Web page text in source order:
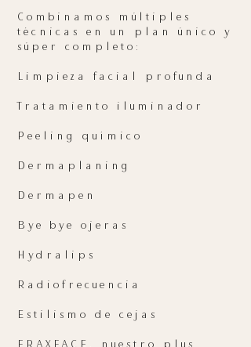
Combinamos múltiples
técnicas en un plan único y
súper completo:
Limpieza facial profunda
Tratamiento iluminador
Peeling químico
Dermaplaning
Dermapen
Bye bye ojeras
Hydralips
Radiofrecuencia
Estilismo de cejas